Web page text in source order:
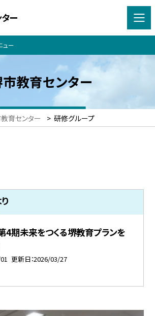
ー
ュー
教育センター
育センター > 研修グループ
未来をつくる堺教育プランを
更新日 2026/03/27